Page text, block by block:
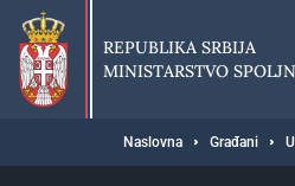
Preskoči
glavni
deo
sadržaja
REPUBLIKA SRBIJA
MINISTARSTVO
Breadcrumb
Naslovna Građani